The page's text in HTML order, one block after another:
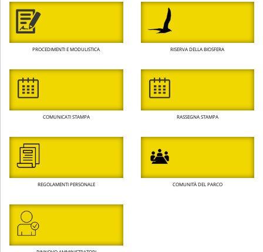
PROCEDIMENTI E MODULISTICA RISERVA DELLA BIOSFERA
COMUNICATI STAMPA RASSEGNA STAMPA
REGOLAMENTI PERSONALE COMUNITÀ DEL PARCO